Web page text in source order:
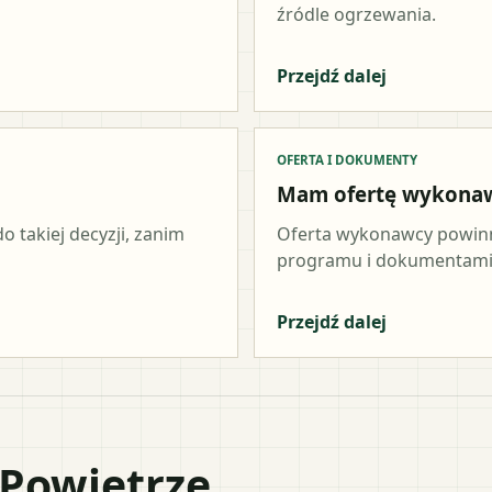
źródle ogrzewania.
Przejdź dalej
takiej decyzji, zanim
OFERTA I DOKUMENTY
Mam ofertę
Oferta wykonawcy
programu i
Przejdź dalej